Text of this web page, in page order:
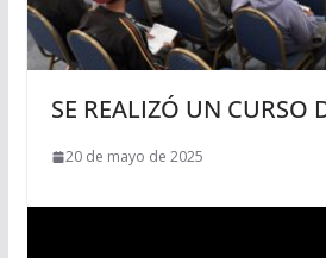
SE REALIZÓ UN CURSO
20 de mayo de 2025